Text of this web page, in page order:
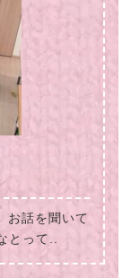
お話を聞いて
とって..